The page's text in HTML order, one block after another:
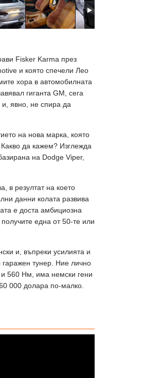
Fisker Karma през
и която спечели Лео
хора в автомобилната
гиганта GM, сега
и, явно, не спира да
на нова марка, която
да кажем? Изглежда
на Dodge Viper,
в резултат на което
данни колата развива
е доста амбициозна
една от 50-те или
и, въпреки усилията и
тунер. Ние лично
560 Нм, има немски гени
000 долара по-малко.